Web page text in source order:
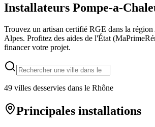
Installateurs Pompe-a-
Trouvez un artisan certifié RGE dans la région
Alpes. Profitez des aides de l'État
financer votre projet.
49 villes desservies dans le Rhône
Principales installations